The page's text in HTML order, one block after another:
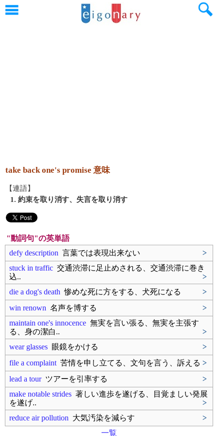
take back one's promise 意味
【連語】
1. 約束を取り消す、失言を取り消す
"動詞句"の英単語
defy description 言葉では表現出来ない
>
stuck in traffic 交通渋滞に足止めされる、交通渋滞に巻き
込..
>
die a dog's death 惨めな死に方をする、犬死になる
>
win renown 名声を博する
>
maintain one's innocence 無実を言い張る、無実を主張す
る、身の潔白..
>
wear glasses 眼鏡をかける
>
file a complaint 苦情を申し立てる、文句を言う、訴える >
lead a tourツアーを引率する
>
make notable strides 著しい進歩を遂げる、目覚ましい発展
を遂げ..
>
reduce air pollution 大気汚染を減らす
>
一覧